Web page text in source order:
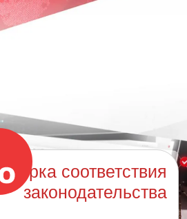
соответствия
законодательства